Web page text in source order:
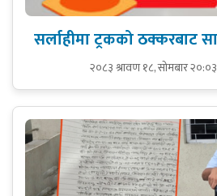
सर्लाहीमा ट्रकको ठक्करबाट
२०८३ श्रावण १८, सोमबार २०:०३